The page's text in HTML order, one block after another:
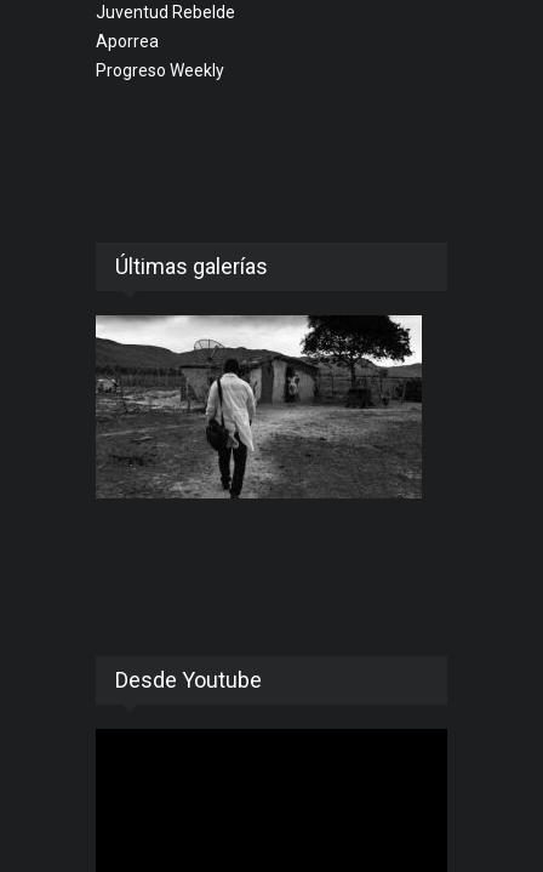
Juventud Rebelde
Aporrea
Progreso Weekly
Últimas galerías
Desde Youtube